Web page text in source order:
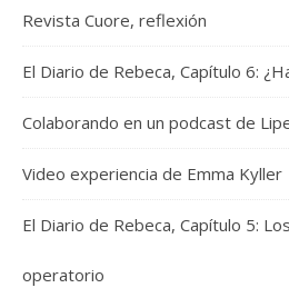
Revista Cuore, reflexión
El Diario de Rebeca, Capítulo 6:
Colaborando en un podcast de
Video experiencia de Emma Kyller
El Diario de Rebeca, Capítulo 5:
operatorio